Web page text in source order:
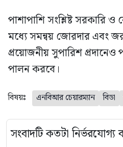
পাশাপাশি সংশ্লিষ্ট সরকারি ও
মধ্যে সমন্বয় জোরদার এবং
প্রয়োজনীয় সুপারিশ প্রদানেও
পালন করবে।
বিষয়ঃ এনবিআর চেয়ারম্যান বিডা
সংবাদটি কতটা